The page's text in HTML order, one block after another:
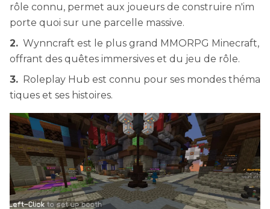
rôle connu, permet aux joueurs de construire n'im
porte quoi sur une parcelle massive.
2. Wynncraft est le plus grand MMORPG Minecraft,
offrant des quêtes immersives et du jeu de rôle.
3. Roleplay Hub est connu pour ses mondes théma
tiques et ses histoires.